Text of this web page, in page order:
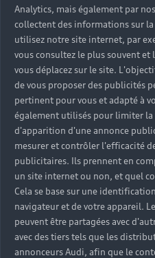
Modèles
rechargeables
Audi : des
connectés
Analytics, mais également par
collectent des informations sur
utilisez notre site internet, par
vous consultez le plus souvent et
vous déplacez sur le site.
de vous proposer des publicités
pertinent pour vous et adapté à
également utilisés pour limiter la
d'apparition d'une annonce
mesurer et contrôler l'efficacité
publicitaires. Ils prennent en
un site internet ou non, et quel
Cela se base sur une
navigateur et de votre appareil.
peuvent être partagées avec
avec des tiers tels que les
annonceurs Audi, afin que le